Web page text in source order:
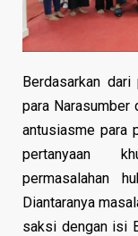
Berdasarkan
para Narasumber
antusiasme para
pertanyaan
permasalahan
Diantaranya
saksi dengan isi